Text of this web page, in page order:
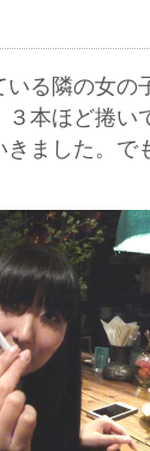
る隣の女の
３本ほど捲
きました。